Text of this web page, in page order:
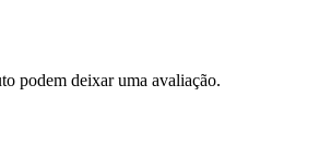
podem deixar uma avaliação.